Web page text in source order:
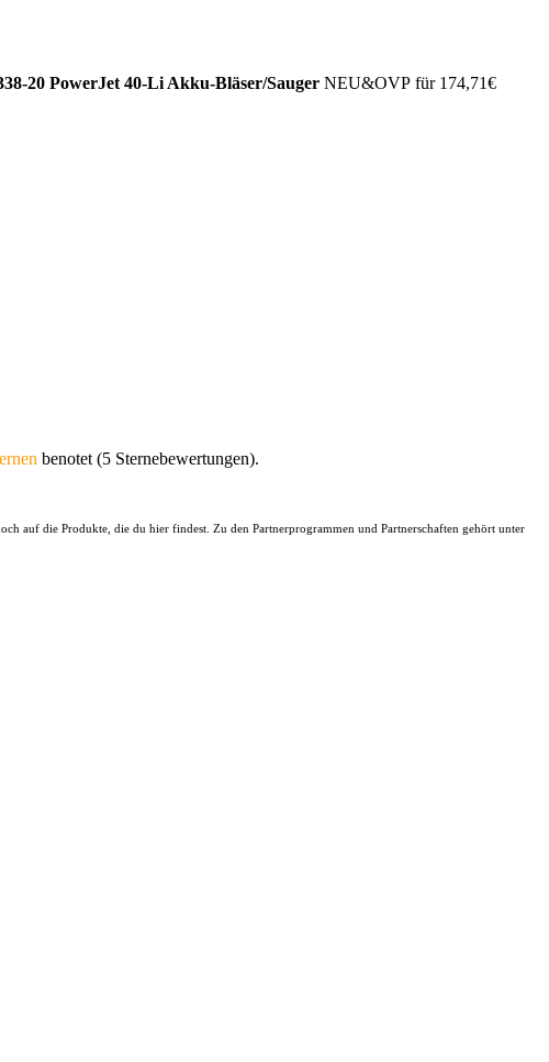
20 PowerJet 40-Li Akku-Bläser/Sauger NEU&OVP für 174,71€
benotet (5 Sternebewertungen).
auf die Produkte, die du hier findest. Zu den Partnerprogrammen und Partnerschaften gehört unter